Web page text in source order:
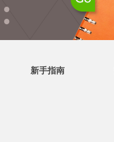
●
●
新手指南